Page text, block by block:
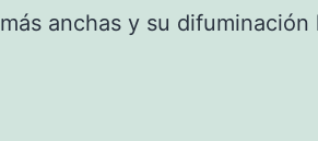
más anchas y su difuminación